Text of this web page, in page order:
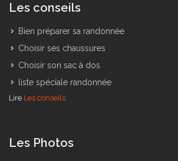
Les conseils
Bien préparer sa randonnée
Choisir ses chaussures
Choisir son sac à dos
liste spéciale randonnée
Lire Les conseils
Les Photos